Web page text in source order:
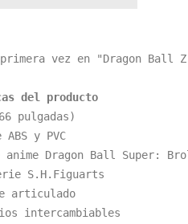
vez en "Dragon
del producto
pulgadas)
ABS y PVC
Dragon Ball Super:
S.H.Figuarts
articulado